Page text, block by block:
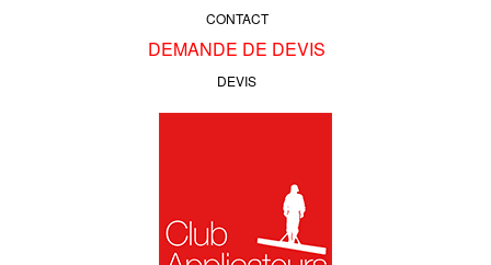
CONTACT
DEMANDE DE DEVIS
DEVIS